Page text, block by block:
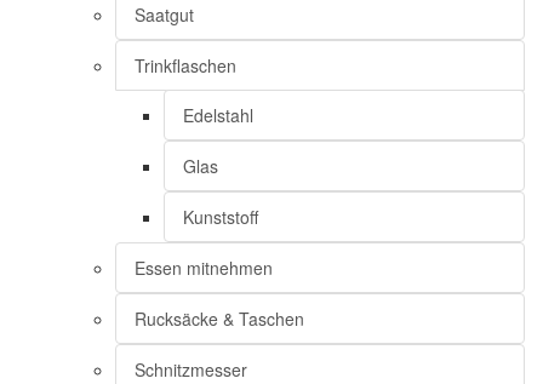
Saatgut
Trinkflaschen
Edelstahl
Glas
Kunststoff
Essen mitnehmen
Rucksäcke & Taschen
Schnitzmesser